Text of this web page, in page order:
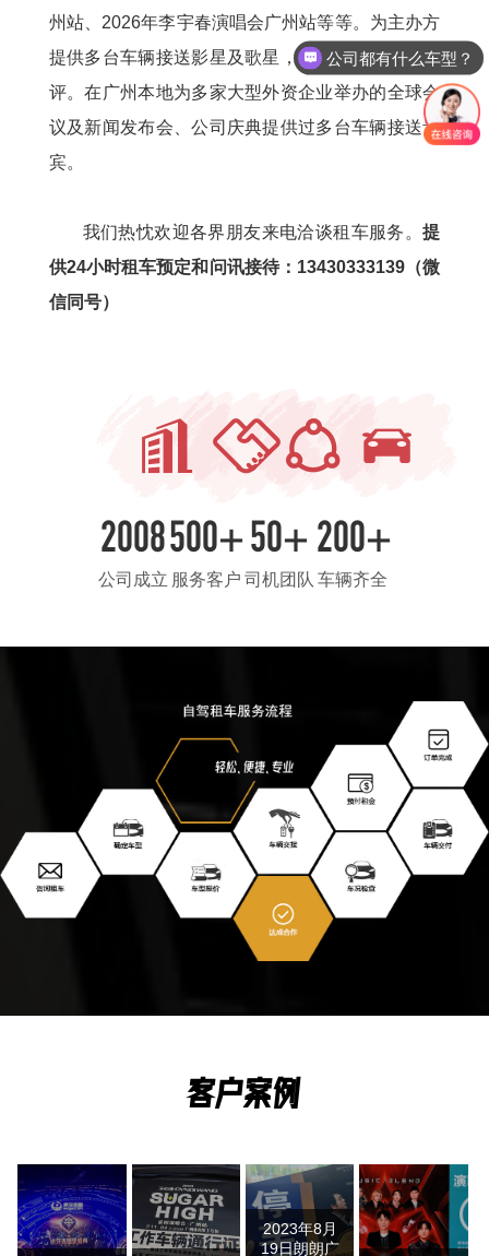
州站 、2026年李宇春演唱会广州站等等。为主办方
提供多台车辆接送影星及歌星，并且深受组委会好
评。在广州本地为多家大型外资企业举办的全球会
议及新闻发布会、公司庆典提供过多台车辆接送贵
宾。
我们热忱欢迎各界朋友来电洽谈租车服务。提
供24小时租车预定和问讯接待：13430333139（微
信同号）

2008
公司成立

500+
服务客户

50+
司机团队

200+
车辆齐全
客户案例
2023年8月
19日朗朗广
公司都有什么车型？